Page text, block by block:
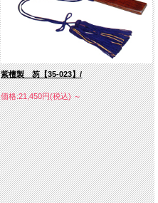
紫檀製 笏【35-023】/
価格:21,450円(税込)～